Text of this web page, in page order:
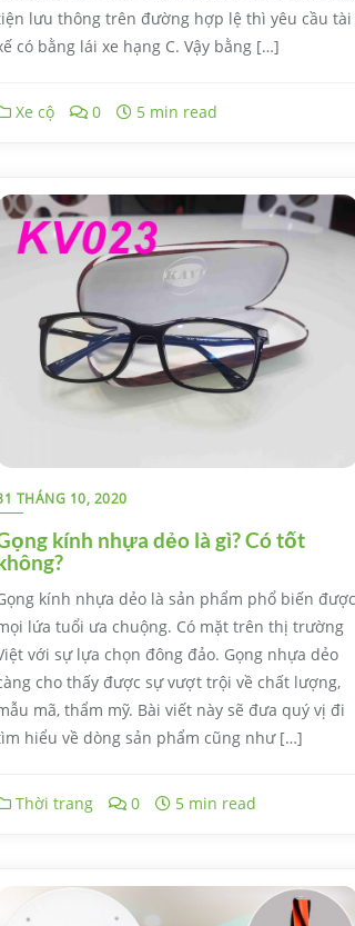
lưu thông trên đường hợp lệ thì yêu cầu tài
có bằng lái xe hạng C. Vậy bằng […]
Xe cộ 0 5 min read
THÁNG 10, 2020
kính nhựa dẻo là gì? Có tốt
kính nhựa dẻo là sản phẩm phổ biến được
lứa tuổi ưa chuộng. Có mặt trên thị trường
với sự lựa chọn đông đảo. Gọng nhựa dẻo
cho thấy được sự vượt trội về chất lượng,
mã, thẩm mỹ. Bài viết này sẽ đưa quý vị đi
hiểu về dòng sản phẩm cũng như […]
Thời trang 0 5 min read